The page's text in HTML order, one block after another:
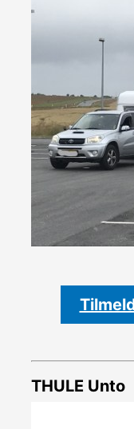
THULE Unto